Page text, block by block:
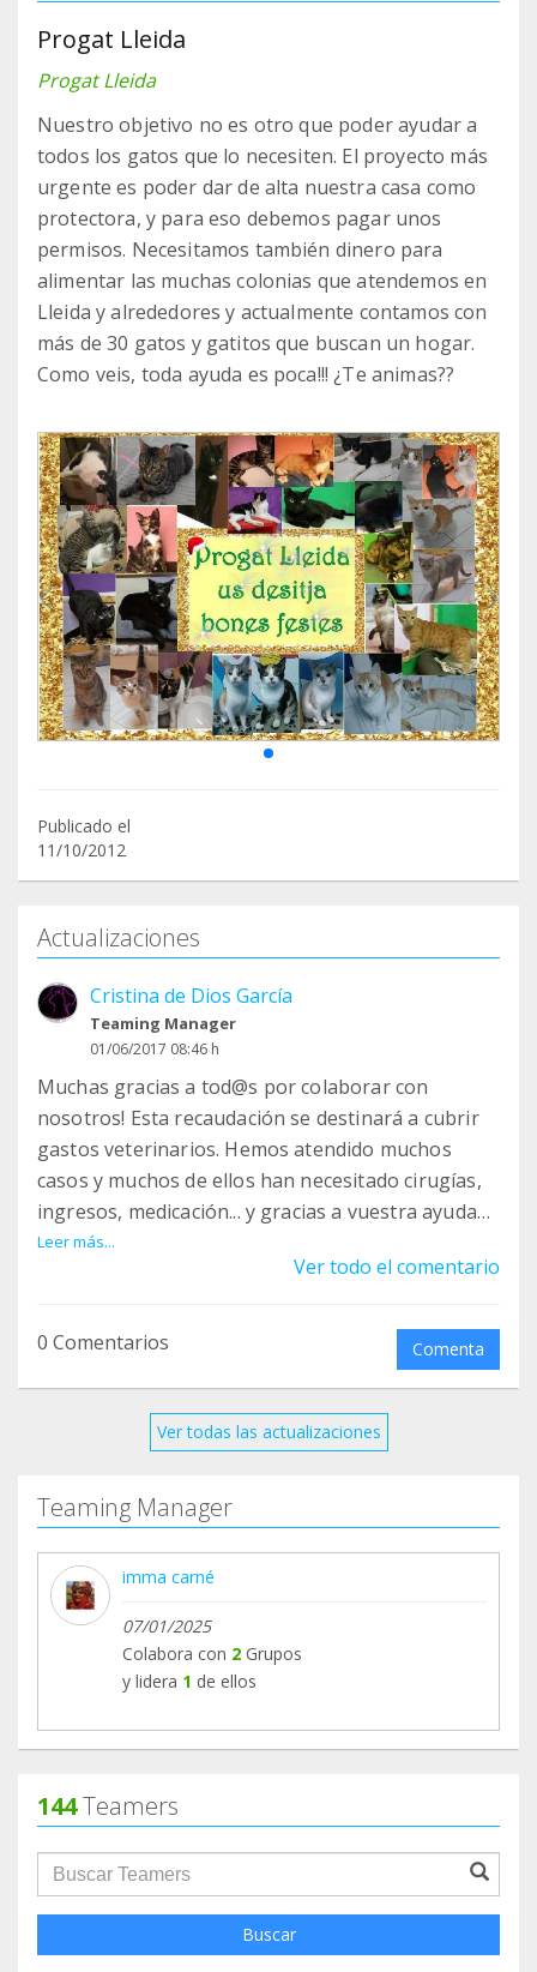
Progat Lleida
Progat Lleida
Nuestro objetivo no es otro que poder ayudar a
todos los gatos que lo necesiten. El proyecto más
urgente es poder dar de alta nuestra casa como
protectora, y para eso debemos pagar unos
permisos. Necesitamos también dinero para
alimentar las muchas colonias que atendemos en
Lleida y alrededores y actualmente contamos con
más de 30 gatos y gatitos que buscan un hogar.
Como veis, toda ayuda es poca!!! ¿Te animas??
Publicado el
11/10/2012
Actualizaciones
Cristina de Dios García
Teaming Manager
01/06/2017 08:46 h
Muchas gracias a tod@s por colaborar con
nosotros! Esta recaudación se destinará a cubrir
gastos veterinarios. Hemos atendido muchos
casos y muchos de ellos han necesitado cirugías,
ingresos, medicación... y gracias a vuestra ayuda
vamos a poder pagar parte de lo que se debe al
veterinario. De nuevo, muchas gracias a tod@s!
Leer más...
Ver todo el comentario
0 Comentarios Comenta
Ver todas las actualizaciones
Teaming Manager
imma carné
07/01/2025
Colabora con 2 Grupos
y lidera 1 de ellos
144Teamers
groupProfile.searchForm.search.text???
Buscar